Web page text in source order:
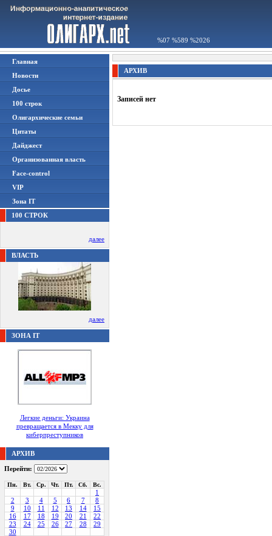
%07 %589 %2026
Главная
Новости
Досье
100 строк
Олигархические семьи
Цитаты
Дайджест
Организованная власть
Face-control
VIP
Зона IT
100 СТРОК
далее
ВЛАСТЬ
далее
ЗОНА IT
Легкие деньги: Украина
превращается в Мекку для
киберпреступников
АРХИВ
Перейти:
Пн. Вт. Ср. Чт. Пт. Сб. Вс.
1
2
3 4 5 6 7
8
9
10 11 12 13 14
15
16
17 18 19 20 21
22
23
24 25 26 27 28
29
30
АРХИВ
Записей нет